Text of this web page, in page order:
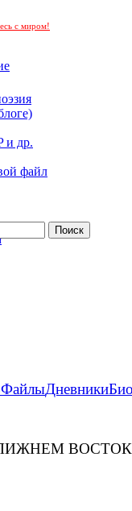
с миром!
и др.
файл
ФайлыДневники